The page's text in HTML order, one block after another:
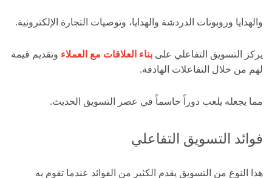
والهدايا وروبوتات الدردشة والهدايا، وتوصيات التجارة الإلكترونية.
يركز التسويق التفاعلي على بناء العلاقات مع العملاء وتقديم قيمة
لهم من خلال التفاعلات الهادفة.
مما يجعله يلعب دوراً حاسماً في عصر التسويق الحديث.
فوائد التسويق التفاعلي
هذا النوع من التسويق يقدم الكثير من الفوائد عندما تقوم به